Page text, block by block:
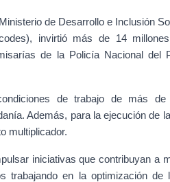
de Desarrollo e Inclusión
invirtió más de 14
de la Policía Nacional del
de trabajo de más
Además, para la ejecución de
multiplicador.
iniciativas que contribuyan a
trabajando en la optimización